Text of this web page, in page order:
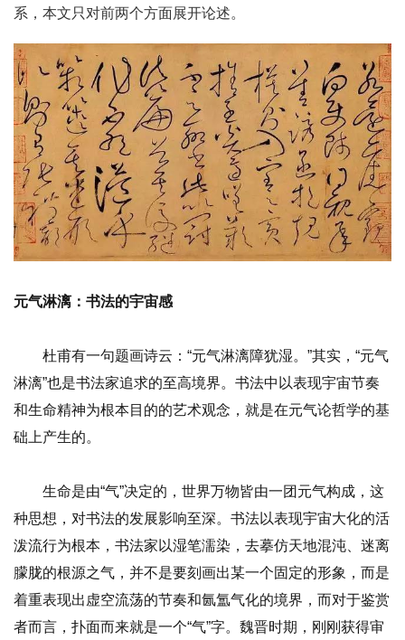
系，本文只对前两个方面展开论述。
元气淋漓：书法的宇宙感
杜甫有一句题画诗云：“元气淋漓障犹湿。”其实，“元气
淋漓”也是书法家追求的至高境界。书法中以表现宇宙节奏
和生命精神为根本目的的艺术观念，就是在元气论哲学的基
础上产生的。
生命是由“气”决定的，世界万物皆由一团元气构成，这
种思想，对书法的发展影响至深。书法以表现宇宙大化的活
泼流行为根本，书法家以湿笔濡染，去摹仿天地混沌、迷离
朦胧的根源之气，并不是要刻画出某一个固定的形象，而是
着重表现出虚空流荡的节奏和氤氲气化的境界，而对于鉴赏
者而言，扑面而来就是一个“气”字。魏晋时期，刚刚获得审